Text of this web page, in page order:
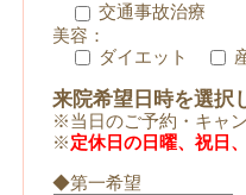
交通事故治療
美容：
ダイエット
来院希望日時を選択
※当日のご予約・キャ
※定休日の日曜、祝日
◆第一希望